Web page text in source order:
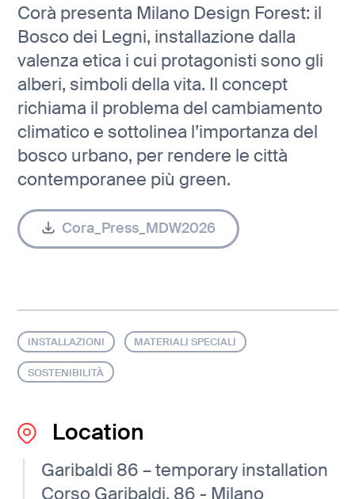
Corà presenta Milano Design Forest: il
Bosco dei Legni, installazione dalla
valenza etica i cui protagonisti sono gli
alberi, simboli della vita. Il concept
richiama il problema del cambiamento
climatico e sottolinea l’importanza del
bosco urbano, per rendere le città
contemporanee più green.
Cora_Press_MDW2026
INSTALLAZIONI MATERIALI SPECIALI
SOSTENIBILITÀ
Location
Garibaldi 86 – temporary installation
Corso Garibaldi, 86 - Milano